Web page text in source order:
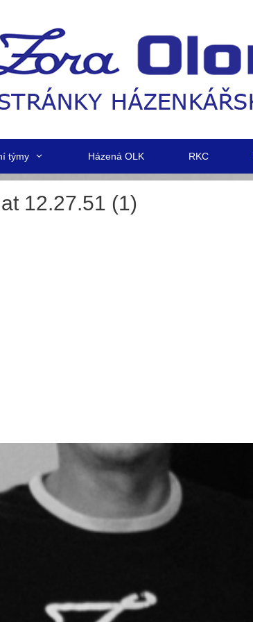
týmy Házená OLK RKC
12.27.51 (1)